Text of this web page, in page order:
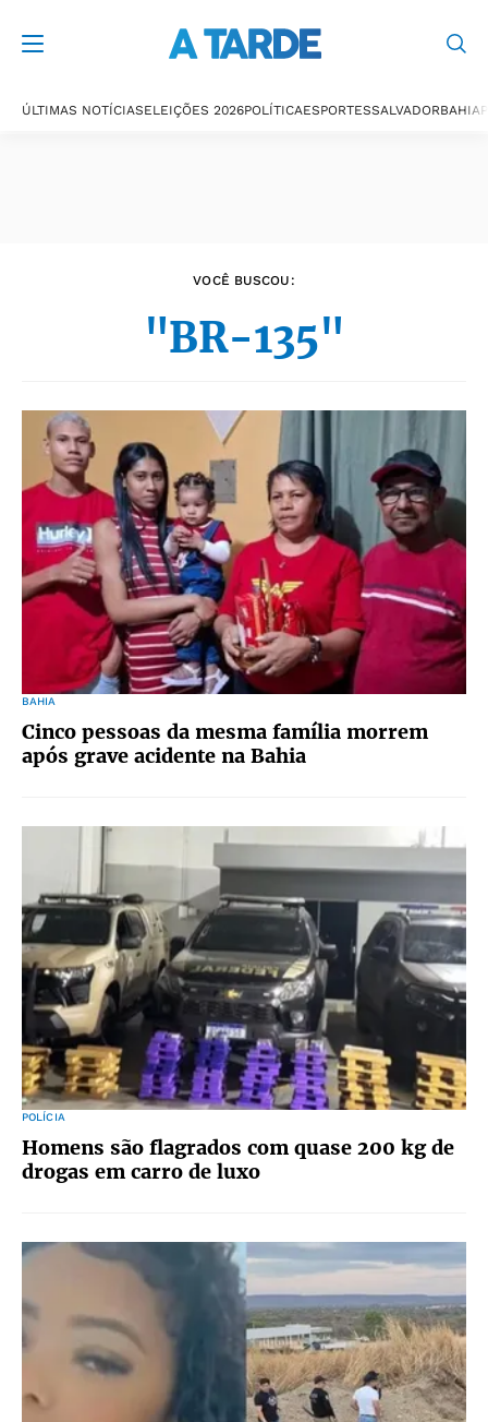
ÚLTIMAS NOTÍCIASELEIÇÕES 2026POLÍTICAESPORTESSALVADORBAHIA
VOCÊ BUSCOU:
"BR-135"
BAHIA
Cinco pessoas da mesma família morrem
após grave acidente na Bahia
POLÍCIA
Homens são flagrados com quase 200 kg de
drogas em carro de luxo